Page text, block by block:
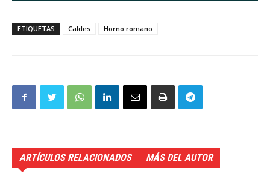
ETIQUETAS Caldes Horno romano
ARTÍCULOS RELACIONADOS MÁS DEL AUTOR